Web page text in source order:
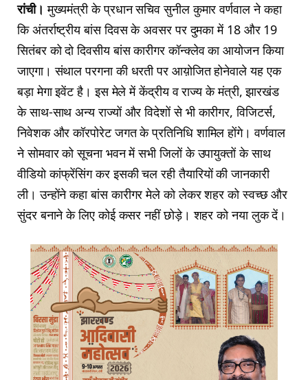
रांची।मुख्यमंत्री के प्रधान सचिव सुनील कुमार वर्णवाल ने कहा
कि अंतर्राष्ट्रीय बांस दिवस के अवसर पर दुमका में 18 और 19
सितंबर को दो दिवसीय बांस कारीगर कॉन्क्लेव का आयोजन किया
जाएगा। संथाल परगना की धरती पर आय़ोजित होनेवाले यह एक
बड़ा मेगा इवेंट है। इस मेले में केंद्रीय व राज्य के मंत्री, झारखंड
के साथ-साथ अन्य राज्यों और विदेशों से भी कारीगर, विजिटर्स,
निवेशक और कॉरपोरेट जगत के प्रतिनिधि शामिल होंगे। वर्णवाल
ने सोमवार को सूचना भवन में सभी जिलों के उपायुक्तों के साथ
वीडियो कांफ्रेंसिंग कर इसकी चल रही तैयारियों की जानकारी
ली। उन्होंने कहा बांस कारीगर मेले को लेकर शहर को स्वच्छ और
सुंदर बनाने के लिए कोई कसर नहीं छोड़े। शहर को नया लुक दें।